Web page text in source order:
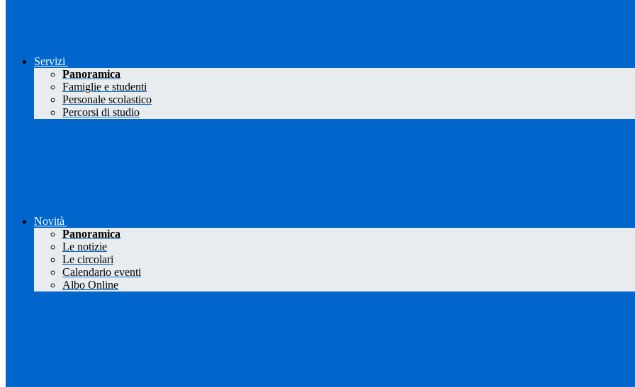
Servizi
Panoramica
Famiglie e studenti
Personale scolastico
Percorsi di studio
Novità
Panoramica
Le notizie
Le circolari
Calendario eventi
Albo Online